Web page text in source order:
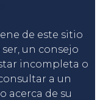
de este sitio
un consejo
incompleta o
a un
acerca de su